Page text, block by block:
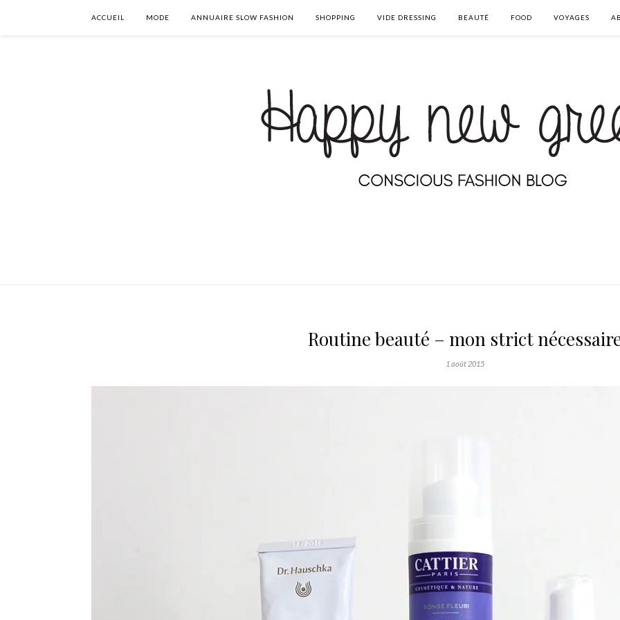
ACCUEIL MODE ANNUAIRE SLOW FASHION SHOPPING VIDE DRESSING BEAUTÉ FOOD VOYAGES
Routine beauté – mon strict
1 août 2015